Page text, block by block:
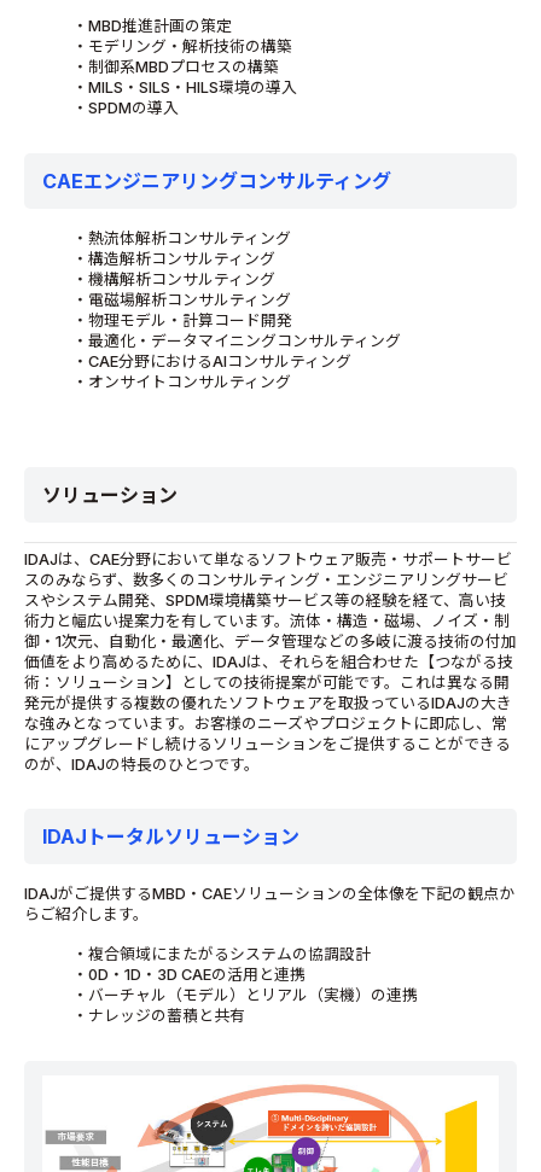
・MBD推進計画の策定
・モデリング・解析技術の構築
・制御系MBDプロセスの構築
・MILS・SILS・HILS環境の導入
・SPDMの導入
CAEエンジニアリングコンサルティング
・熱流体解析コンサルティング
・構造解析コンサルティング
・機構解析コンサルティング
・電磁場解析コンサルティング
・物理モデル・計算コード開発
・最適化・データマイニングコンサルティング
・CAE分野におけるAIコンサルティング
・オンサイトコンサルティング
ソリューション
IDAJは、CAE分野において単なるソフトウェア販売・サポートサービ
スのみならず、数多くのコンサルティング・エンジニアリングサービ
スやシステム開発、SPDM環境構築サービス等の経験を経て、高い技
術力と幅広い提案力を有しています。流体・構造・磁場、ノイズ・制
御・1次元、自動化・最適化、データ管理などの多岐に渡る技術の付加
価値をより高めるために、IDAJは、それらを組合わせた【つながる技
術：ソリューション】としての技術提案が可能です。これは異なる開
発元が提供する複数の優れたソフトウェアを取扱っているIDAJの大き
な強みとなっています。お客様のニーズやプロジェクトに即応し、常
にアップグレードし続けるソリューションをご提供することができる
のが、IDAJの特長のひとつです。
IDAJトータルソリューション
IDAJがご提供するMBD・CAEソリューションの全体像を下記の観点か
らご紹介します。
・複合領域にまたがるシステムの協調設計
・0D・1D・3D CAEの活用と連携
・バーチャル（モデル）とリアル（実機）の連携
・ナレッジの蓄積と共有